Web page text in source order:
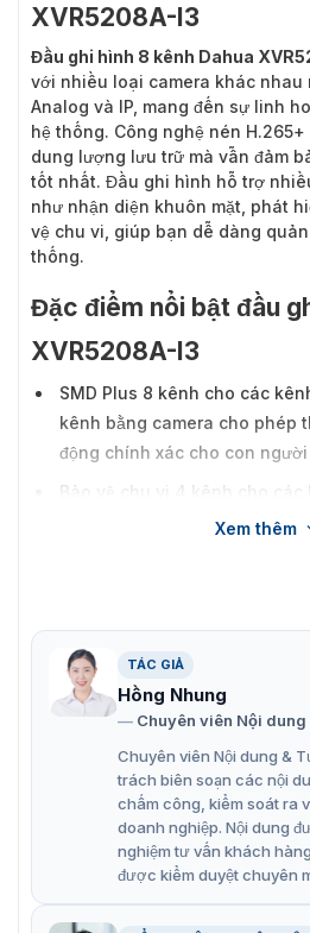
XVR5208A-I3
Đầu ghi hình 8 kênh Dahua
với nhiều loại camera khác nhau
Analog và IP, mang đến sự linh
hệ thống. Công nghệ nén
dung lượng lưu trữ mà vẫn đảm
tốt nhất. Đầu ghi hình hỗ trợ
như nhận diện khuôn mặt, phát
vệ chu vi, giúp bạn dễ dàng
thống.
Đặc điểm nổi bật đầu
XVR5208A-I3
SMD Plus 8 kênh cho các
kênh bằng camera cho phép
động chính xác cho con người
Bảo vệ chu vi 4 kênh cho các
phát hiện tripwire và xâm
Mã hóa AI 8 kênh giúp tiết
và băng thông trong khi vẫn
tiêu trong video.
Hỗ trợ đầu vào video HDCVI,
Hỗ trợ đầu vào camera IP lên
kênh có thể lên đến 6 MP.
64 Mbps.
Nén video luồng kép thông
Xem thêm
TÁC GIẢ
Hồng Nhung
Chuyên viên Nội
Chuyên viên Nội dung &
trách biên soạn các nội
chấm công, kiểm soát ra
doanh nghiệp. Nội dung
nghiệm tư vấn khách
được kiểm duyệt chuyên